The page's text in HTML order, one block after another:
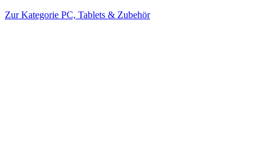
Zur Kategorie PC, Tablets & Zubehör